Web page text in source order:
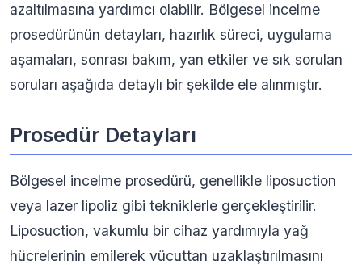
azaltılmasına yardımcı olabilir. Bölgesel incelme
prosedürünün detayları, hazırlık süreci, uygulama
aşamaları, sonrası bakım, yan etkiler ve sık sorulan
soruları aşağıda detaylı bir şekilde ele alınmıştır.
Prosedür Detayları
Bölgesel incelme prosedürü, genellikle liposuction
veya lazer lipoliz gibi tekniklerle gerçekleştirilir.
Liposuction, vakumlu bir cihaz yardımıyla yağ
hücrelerinin emilerek vücuttan uzaklaştırılmasını